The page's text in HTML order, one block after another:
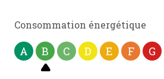
Consommation énergétique
A B C D E F G